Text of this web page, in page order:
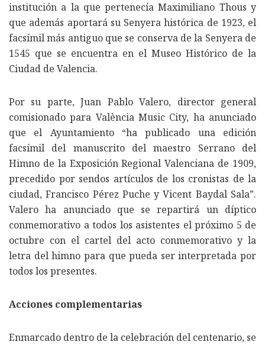
institución a la que pertenecía Maximiliano Thous y
que además aportará su Senyera histórica de 1923, el
facsímil más antiguo que se conserva de la Senyera de
1545 que se encuentra en el Museo Histórico de la
Ciudad de Valencia.
Por su parte, Juan Pablo Valero, director general
comisionado para València Music City, ha anunciado
que el Ayuntamiento “ha publicado una edición
facsímil del manuscrito del maestro Serrano del
Himno de la Exposición Regional Valenciana de 1909,
precedido por sendos artículos de los cronistas de la
ciudad, Francisco Pérez Puche y Vicent Baydal Sala”.
Valero ha anunciado que se repartirá un díptico
conmemorativo a todos los asistentes el próximo 5 de
octubre con el cartel del acto conmemorativo y la
letra del himno para que pueda ser interpretada por
todos los presentes.
Acciones complementarias
Enmarcado dentro de la celebración del centenario, se